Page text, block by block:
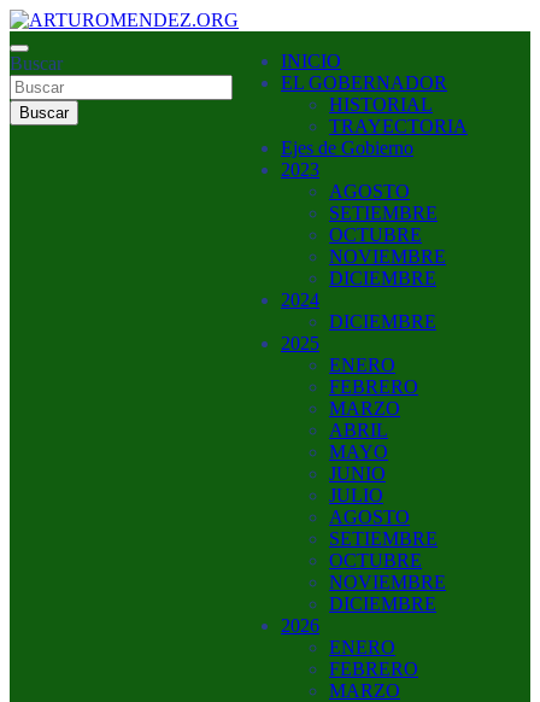
Saltar
al
contenido
ARTUROMENDEZ.ORG
ARTURO MENDEZ GOBERNADOR 2023
Buscar
Buscar
INICIO
EL GOBERNADOR
HISTORIAL
TRAYECTORIA
Ejes de Gobierno
2023
AGOSTO
SETIEMBRE
OCTUBRE
NOVIEMBRE
DICIEMBRE
2024
DICIEMBRE
2025
ENERO
FEBRERO
MARZO
ABRIL
MAYO
JUNIO
JULIO
AGOSTO
SETIEMBRE
OCTUBRE
NOVIEMBRE
DICIEMBRE
2026
ENERO
FEBRERO
MARZO